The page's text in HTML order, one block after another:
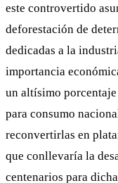
este controvertido
deforestación de
dedicadas a la
importancia
un altísimo
para consumo
reconvertirlas en
que conllevaría la
centenarios para